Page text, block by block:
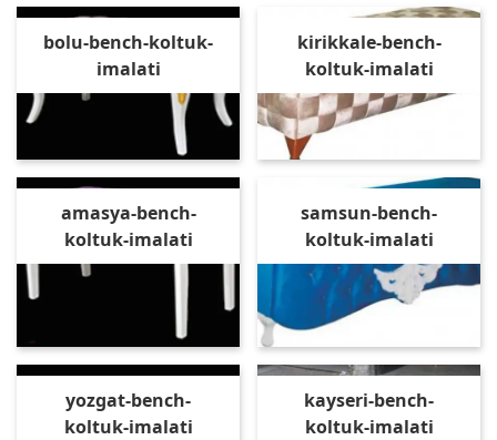
bolu-bench-koltuk-
imalati
kirikkale-bench-
koltuk-imalati
amasya-bench-
koltuk-imalati
samsun-bench-
koltuk-imalati
yozgat-bench-
koltuk-imalati
kayseri-bench-
koltuk-imalati